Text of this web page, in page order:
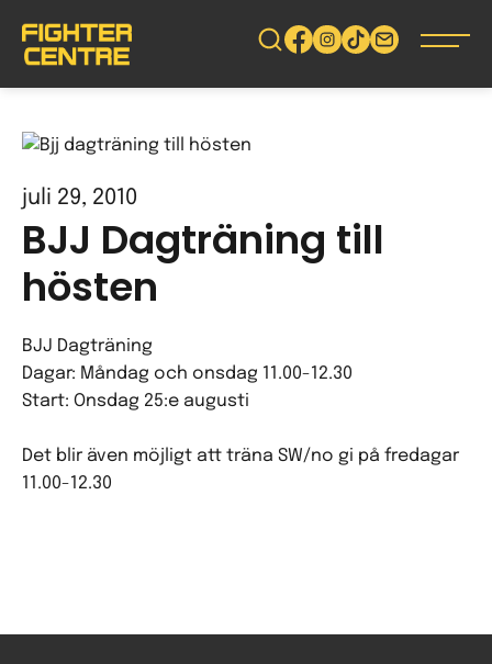
vidare
juli 29, 2010
BJJ Dagträning till
hösten
BJJ Dagträning
Dagar: Måndag och onsdag 11.00-12.30
Start: Onsdag 25:e augusti
Det blir även möjligt att träna SW/no gi på fredagar
11.00-12.30